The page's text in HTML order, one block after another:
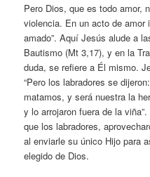
Pero Dios, que es todo amor,
violencia. En un acto de amor
amado”. Aquí Jesús alude a
Bautismo (Mt 3,17), y en la
duda, se refiere a Él mismo.
“Pero los labradores se
matamos, y será nuestra la
y lo arrojaron fuera de la
que los labradores,
al enviarle su único Hijo para
elegido de Dios.